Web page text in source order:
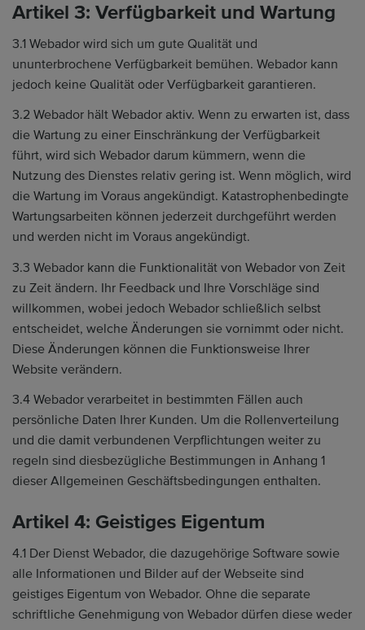
Artikel 3: Verfügbarkeit und Wartung
3.1 Webador wird sich um gute Qualität und
ununterbrochene Verfügbarkeit bemühen. Webador kann
jedoch keine Qualität oder Verfügbarkeit garantieren.
3.2 Webador hält Webador aktiv. Wenn zu erwarten ist, dass
die Wartung zu einer Einschränkung der Verfügbarkeit
führt, wird sich Webador darum kümmern, wenn die
Nutzung des Dienstes relativ gering ist. Wenn möglich, wird
die Wartung im Voraus angekündigt. Katastrophenbedingte
Wartungsarbeiten können jederzeit durchgeführt werden
und werden nicht im Voraus angekündigt.
3.3 Webador kann die Funktionalität von Webador von Zeit
zu Zeit ändern. Ihr Feedback und Ihre Vorschläge sind
willkommen, wobei jedoch Webador schließlich selbst
entscheidet, welche Änderungen sie vornimmt oder nicht.
Diese Änderungen können die Funktionsweise Ihrer
Website verändern.
3.4 Webador verarbeitet in bestimmten Fällen auch
persönliche Daten Ihrer Kunden. Um die Rollenverteilung
und die damit verbundenen Verpflichtungen weiter zu
regeln sind diesbezügliche Bestimmungen in Anhang 1
dieser Allgemeinen Geschäftsbedingungen enthalten.
Artikel 4: Geistiges Eigentum
4.1 Der Dienst Webador, die dazugehörige Software sowie
alle Informationen und Bilder auf der Webseite sind
geistiges Eigentum von Webador. Ohne die separate
schriftliche Genehmigung von Webador dürfen diese weder